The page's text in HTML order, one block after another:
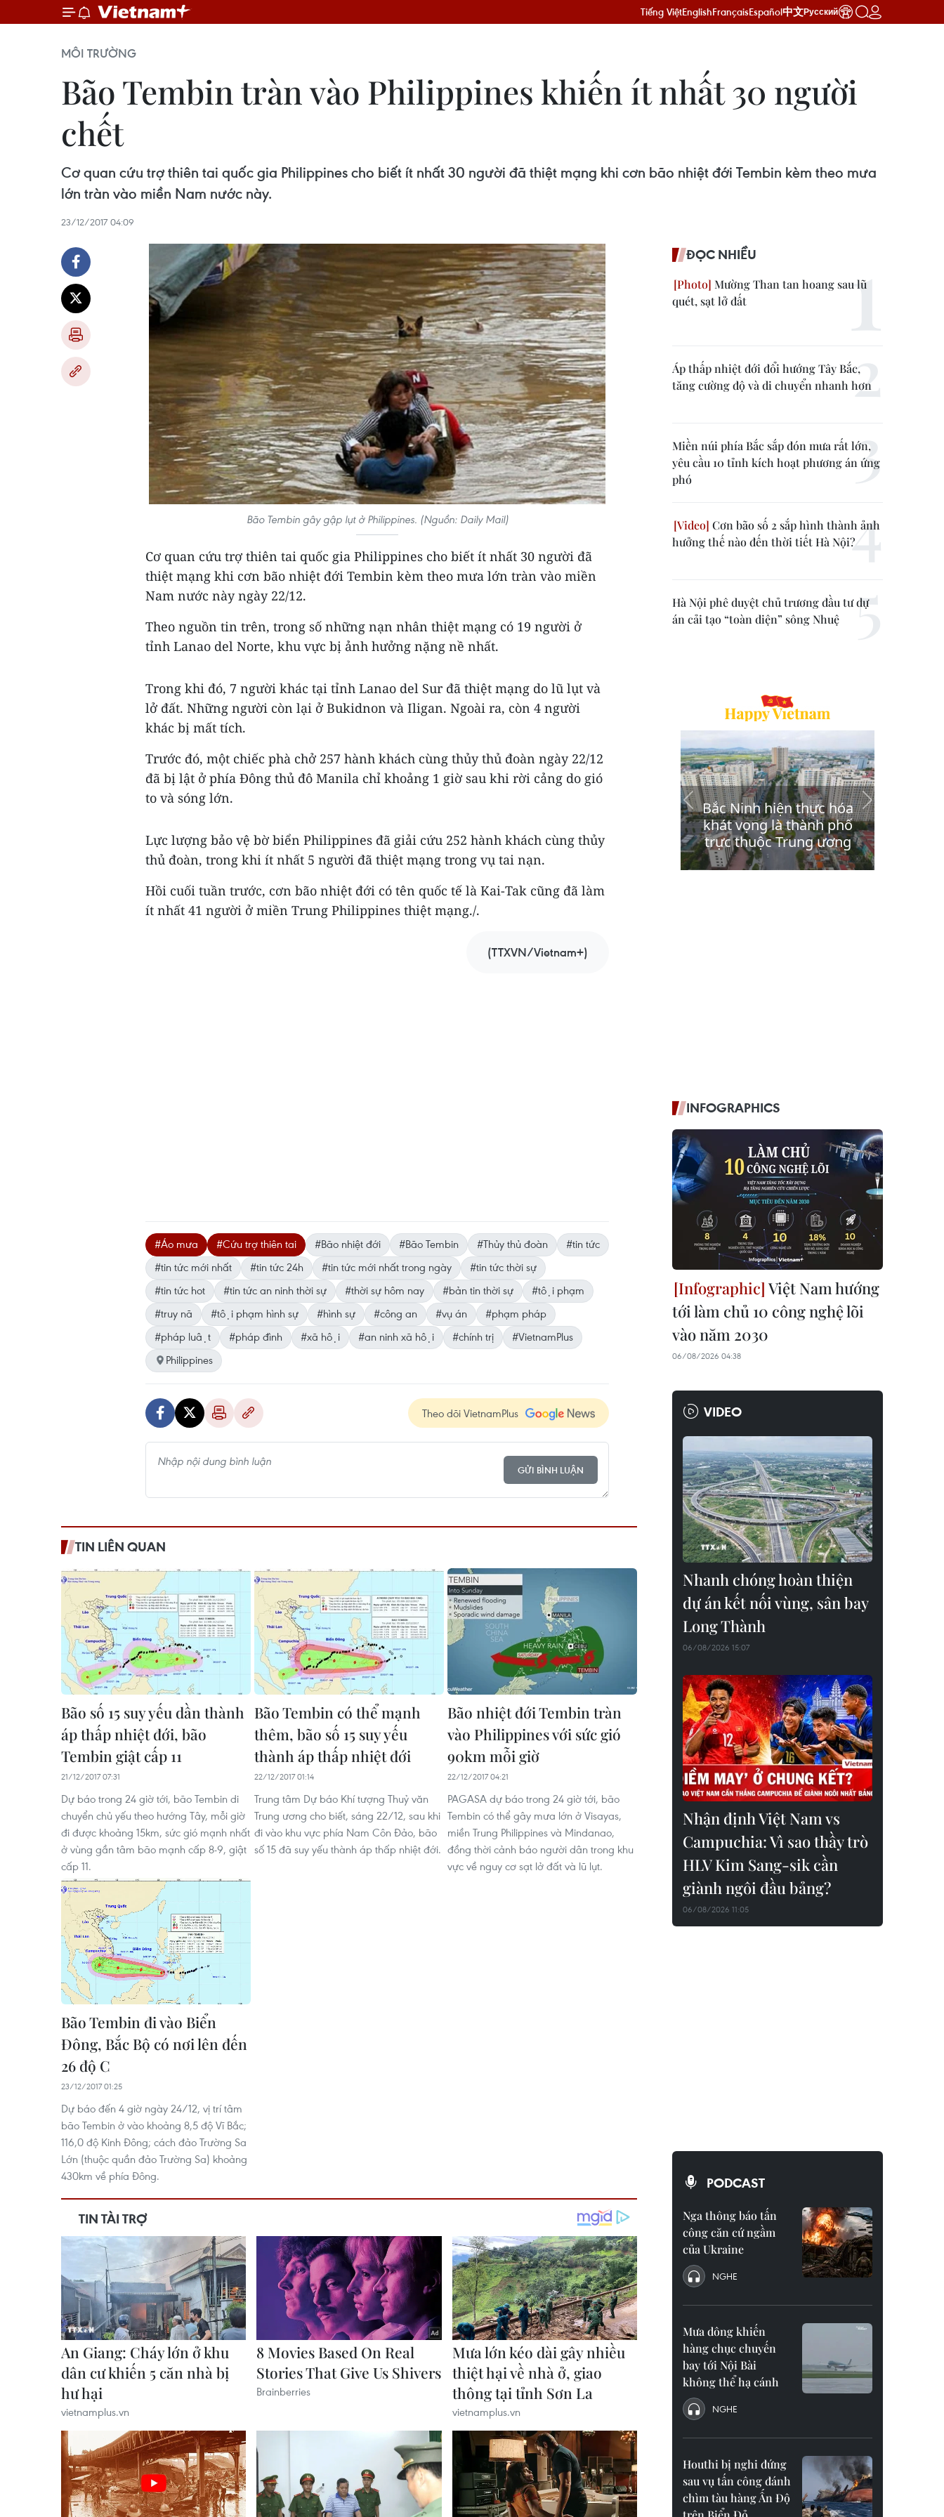
Tiếng ViệtEnglishFrançaisEspañol中文Русский
MÔI TRƯỜNG
Bão Tembin tràn vào Philippines khiến ít nhất 30 người
chết
Cơ quan cứu trợ thiên tai quốc gia Philippines cho biết ít nhất 30 người đã thiệt mạng khi cơn bão nhiệt đới Tembin kèm theo mưa
lớn tràn vào miền Nam nước này.
23/12/2017 04:09
Bão Tembin gây gập lụt ở Philippines. (Nguồn: Daily Mail)
Cơ quan cứu trợ thiên tai quốc gia Philippines cho biết ít nhất 30 người đã
thiệt mạng khi cơn bão nhiệt đới Tembin kèm theo mưa lớn tràn vào miền
Nam nước này ngày 22/12.
Theo nguồn tin trên, trong số những nạn nhân thiệt mạng có 19 người ở
tỉnh Lanao del Norte, khu vực bị ảnh hưởng nặng nề nhất.
Trong khi đó, 7 người khác tại tỉnh Lanao del Sur đã thiệt mạng do lũ lụt và
lở đất. Những người còn lại ở Bukidnon và Iligan. Ngoài ra, còn 4 người
khác bị mất tích.
Trước đó, một chiếc phà chở 257 hành khách cùng thủy thủ đoàn ngày 22/12
đã bị lật ở phía Đông thủ đô Manila chỉ khoảng 1 giờ sau khi rời cảng do gió
to và sóng lớn.
Lực lượng bảo vệ bờ biển Philippines đã giải cứu 252 hành khách cùng thủy
thủ đoàn, trong khi ít nhất 5 người đã thiệt mạng trong vụ tai nạn.
Hồi cuối tuần trước, cơn bão nhiệt đới có tên quốc tế là Kai-Tak cũng đã làm
ít nhất 41 người ở miền Trung Philippines thiệt mạng./.
(TTXVN/Vietnam+)
#Áo mưa #Cứu trợ thiên tai #Bão nhiệt đới #Bão Tembin #Thủy thủ đoàn
#tin tức
#tin tức mới nhất
#tin tức 24h #tin tức mới nhất trong ngày
#tin tức thời sự
#tin tức hot
#tin tức an ninh thời sự #thời sự hôm nay #bản tin thời sự
#tội phạm
#truy nã
#tội phạm hình sự #hình sự #công an #vụ án
#phạm pháp
#pháp luật
#pháp đình #xã hội #an ninh xã hội #chính trị
#VietnamPlus
Philippines
Theo dõi VietnamPlus
GỬI BÌNH LUẬN
TIN LIÊN QUAN
Bão số 15 suy yếu dần thành
áp thấp nhiệt đới, bão
Tembin giật cấp 11
21/12/2017 07:31
Dự báo trong 24 giờ tới, bão Tembin di
chuyển chủ yếu theo hướng Tây, mỗi giờ
đi được khoảng 15km, sức gió mạnh nhất
ở vùng gần tâm bão mạnh cấp 8-9, giật
cấp 11.
Bão Tembin có thể mạnh
thêm, bão số 15 suy yếu
thành áp thấp nhiệt đới
22/12/2017 01:14
Trung tâm Dự báo Khí tượng Thuỷ văn
Trung ương cho biết, sáng 22/12, sau khi
đi vào khu vực phía Nam Côn Đảo, bão
số 15 đã suy yếu thành áp thấp nhiệt đới.
Bão nhiệt đới Tembin tràn
vào Philippines với sức gió
90km mỗi giờ
22/12/2017 04:21
PAGASA dự báo trong 24 giờ tới, bão
Tembin có thể gây mưa lớn ở Visayas,
miền Trung Philippines và Mindanao,
đồng thời cảnh báo người dân trong khu
vực về nguy cơ sạt lở đất và lũ lụt.
Bão Tembin đi vào Biển
Đông, Bắc Bộ có nơi lên đến
26 độ C
23/12/2017 01:25
Dự báo đến 4 giờ ngày 24/12, vị trí tâm
bão Tembin ở vào khoảng 8,5 độ Vĩ Bắc;
116,0 độ Kinh Đông; cách đảo Trường Sa
Lớn (thuộc quần đảo Trường Sa) khoảng
430km về phía Đông.
ĐỌC NHIỀU
Mường Than tan hoang sau lũ
quét, sạt lở đất
Áp thấp nhiệt đới đổi hướng Tây Bắc,
tăng cường độ và di chuyển nhanh hơn
Miền núi phía Bắc sắp đón mưa rất lớn,
yêu cầu 10 tỉnh kích hoạt phương án ứng
phó
Cơn bão số 2 sắp hình thành ảnh
hưởng thế nào đến thời tiết Hà Nội?
Hà Nội phê duyệt chủ trương đầu tư dự
án cải tạo “toàn diện” sông Nhuệ
INFOGRAPHICS
Việt Nam hướng
tới làm chủ 10 công nghệ lõi
vào năm 2030
06/08/2026 04:38
VIDEO
Nhanh chóng hoàn thiện
dự án kết nối vùng, sân bay
Long Thành
06/08/2026 15:07
Nhận định Việt Nam vs
Campuchia: Vì sao thầy trò
HLV Kim Sang-sik cần
giành ngôi đầu bảng?
06/08/2026 11:05
PODCAST
Nga thông báo tấn
công căn cứ ngầm
của Ukraine
NGHE
Mưa dông khiến
hàng chục chuyến
bay tới Nội Bài
không thể hạ cánh
NGHE
Houthi bị nghi đứng
sau vụ tấn công đánh
chìm tàu hàng Ấn Độ